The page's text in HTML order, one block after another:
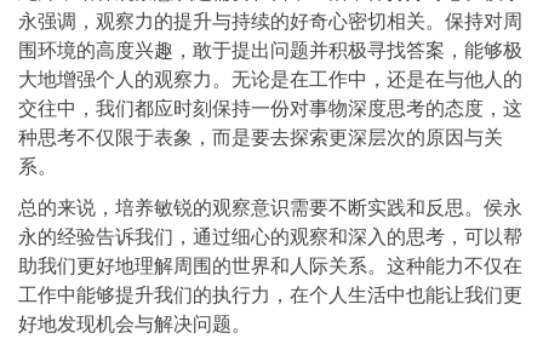
永强调，观察力的提升与持续的好奇心密切相关。保持对周
围环境的高度兴趣，敢于提出问题并积极寻找答案，能够极
大地增强个人的观察力。无论是在工作中，还是在与他人的
交往中，我们都应时刻保持一份对事物深度思考的态度，这
种思考不仅限于表象，而是要去探索更深层次的原因与关
系。
总的来说，培养敏锐的观察意识需要不断实践和反思。侯永
永的经验告诉我们，通过细心的观察和深入的思考，可以帮
助我们更好地理解周围的世界和人际关系。这种能力不仅在
工作中能够提升我们的执行力，在个人生活中也能让我们更
好地发现机会与解决问题。